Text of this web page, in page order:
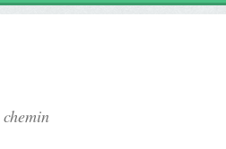
chemin